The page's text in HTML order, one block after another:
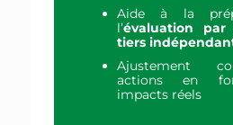
Aide à la
l’évaluation par
tiers
Ajustement
actions en
impacts réels